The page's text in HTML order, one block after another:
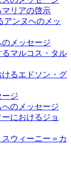
リアの啓示
アンヌへのメッ
メッセージ
マルコス・タル
るエドソン・グ
ジ
のメッセージ
におけるジョ
ウィーニー＝カ